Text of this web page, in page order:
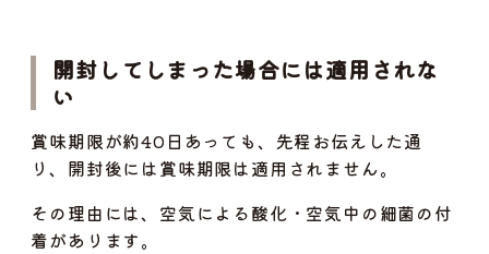
開封してしまった場合には適用されな
い
賞味期限が約40日あっても、先程お伝えした通
り、開封後には賞味期限は適用されません。
その理由には、空気による酸化・空気中の細菌の付
着があります。